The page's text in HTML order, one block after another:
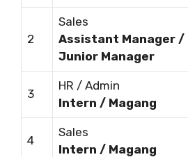
2
Sales
Assistant Manager /
Junior Manager
3
HR / Admin
Intern / Magang
4
Sales
Intern / Magang